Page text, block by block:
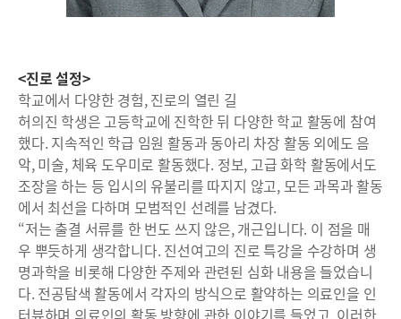
<진로 설정>
학교에서 다양한 경험, 진로의 열린 길
허의진 학생은 고등학교에 진학한 뒤 다양한 학교 활동에 참여
했다. 지속적인 학급 임원 활동과 동아리 차장 활동 외에도 음
악, 미술, 체육 도우미로 활동했다. 정보, 고급 화학 활동에서도
조장을 하는 등 입시의 유불리를 따지지 않고, 모든 과목과 활동
에서 최선을 다하며 모범적인 선례를 남겼다.
“저는 출결 서류를 한 번도 쓰지 않은, 개근입니다. 이 점을 매
우 뿌듯하게 생각합니다. 진선여고의 진로 특강을 수강하며 생
명과학을 비롯해 다양한 주제와 관련된 심화 내용을 들었습니
다. 전공탐색 활동에서 각자의 방식으로 활약하는 의료인을 인
터뷰하며 의료인의 활동 방향에 관한 이야기를 들었고, 이러한